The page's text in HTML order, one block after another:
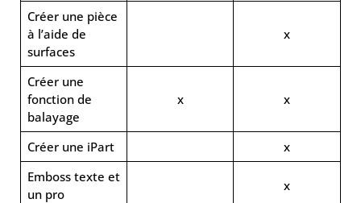
Créer une pièce
à l’aide de
surfaces
x
Créer une
fonction de
balayage
x x
Créer une iPart
x
Emboss texte et
un pro
x